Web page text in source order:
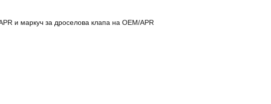
и маркуч за дроселова клапа на OEM/APR